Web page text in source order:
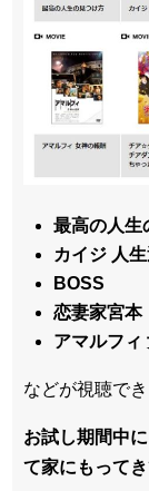
最高の人生
カイジ 人
BOSS
恋妻家宮本
アマルフィ
などが視聴でき
お試し期間中
て家にもって